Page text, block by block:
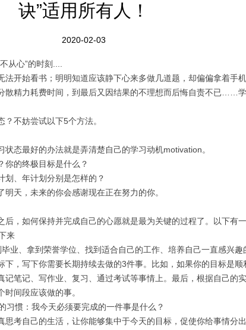
诀”适用所有人！
2020-02-03
从心”的时刻
法开始看书；明明知道应该静下心来多做几道题，却偏偏拿着手
散精力耗费时间，到最后又因结果的不理想而后悔自责不已……
？不妨尝试以下5个方法。
状态最好的办法就是弄清楚自己的学习动机motivation。
你的终极目标是什么？
划、年计划分别是怎样的？
天，未来的你会感谢现在正在努力的你。
，如何保持并完成自己的心愿就是最为关键的过程了。以下有一
来
业、拿到荣誉学位、找到适合自己的工作、培养自己一直感兴趣
下，写下你需要长期持续去做的3件事。比如，如果你的目标是顺
记笔记、写作业、复习、通过考试等事情上。最后，根据自己的
间段应该做的事。
习惯：我今天必须要完成的一件事是什么？
考自己的生活，让你能够集中于今天的目标，促使你给事情分